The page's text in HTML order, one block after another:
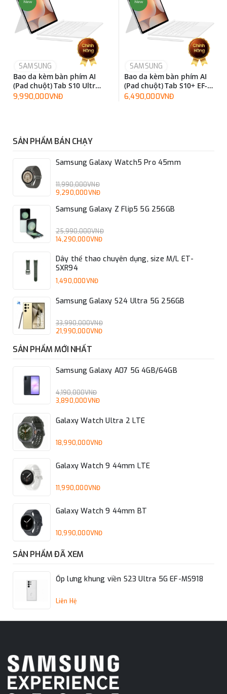
New
SAMSUNG
Bao da kèm bàn phím AI
(Pad chuột) Tab S10 Ultra
EF-DX925UBEGWW
9,990,000VNĐ
New
SAMSUNG
Bao da kèm bàn phím AI
(Pad chuột) Tab S10+ EF-
DX825UWEGWW
6,490,000VNĐ
SẢN PHẨM BÁN CHẠY
Samsung Galaxy Watch5 Pro 45mm
11,990,000VNĐ
9,290,000VNĐ
Samsung Galaxy Z Flip5 5G 256GB
25,990,000VNĐ
14,290,000VNĐ
Dây thể thao chuyên dụng, size M/L ET-
SXR94
1,490,000VNĐ
Samsung Galaxy S24 Ultra 5G 256GB
33,990,000VNĐ
21,990,000VNĐ
SẢN PHẨM MỚI NHẤT
Samsung Galaxy A07 5G 4GB/64GB
4,190,000VNĐ
3,890,000VNĐ
Galaxy Watch Ultra 2 LTE
18,990,000VNĐ
Galaxy Watch 9 44mm LTE
11,990,000VNĐ
Galaxy Watch 9 44mm BT
10,990,000VNĐ
SẢN PHẨM ĐÃ XEM
Ốp lưng khung viền S23 Ultra 5G EF-MS918
Liên Hệ